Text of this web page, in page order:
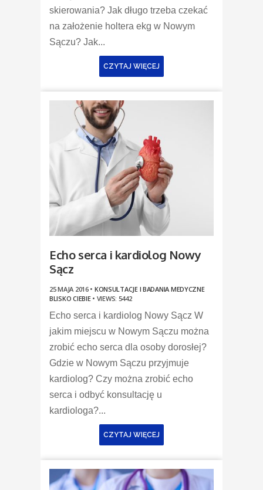
skierowania? Jak długo trzeba czekać
na założenie holtera ekg w Nowym
Sączu? Jak...
CZYTAJ WIĘCEJ
Echo serca i kardiolog Nowy
Sącz
25 MAJA 2016 • KONSULTACJE I BADANIA MEDYCZNE
BLISKO CIEBIE• VIEWS: 5442
Echo serca i kardiolog Nowy Sącz W
jakim miejscu w Nowym Sączu można
zrobić echo serca dla osoby dorosłej?
Gdzie w Nowym Sączu przyjmuje
kardiolog? Czy można zrobić echo
serca i odbyć konsultację u
kardiologa?...
CZYTAJ WIĘCEJ